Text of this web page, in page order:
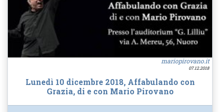
mariopirovano.it
07.12.2018
Lunedì 10 dicembre 2018, Affabulando con
Grazia, di e con Mario Pirovano